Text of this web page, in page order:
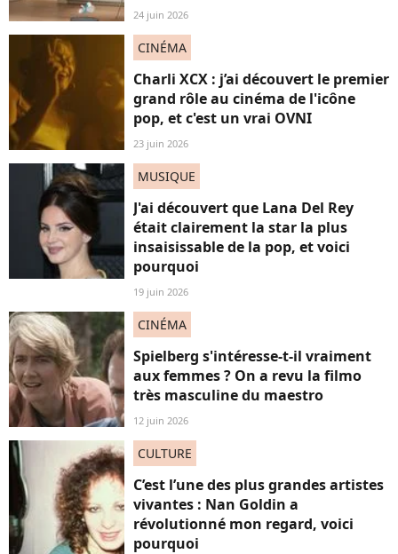
24 juin 2026
CINÉMA
Charli XCX : j’ai découvert le premier
grand rôle au cinéma de l'icône
pop, et c'est un vrai OVNI
23 juin 2026
MUSIQUE
J'ai découvert que Lana Del Rey
était clairement la star la plus
insaisissable de la pop, et voici
pourquoi
19 juin 2026
CINÉMA
Spielberg s'intéresse-t-il vraiment
aux femmes ? On a revu la filmo
très masculine du maestro
12 juin 2026
CULTURE
C’est l’une des plus grandes artistes
vivantes : Nan Goldin a
révolutionné mon regard, voici
pourquoi